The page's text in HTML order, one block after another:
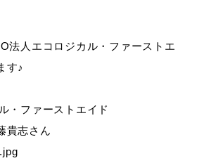
法人エコロジカル・ファーストエ
す♪
・ファーストエイド
貴志さん